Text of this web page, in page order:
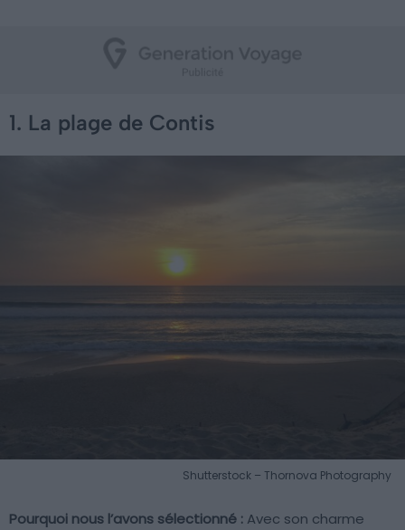
1. La plage de Contis
Shutterstock – Thornova Photography
Pourquoi nous l’avons sélectionné : Avec son charme